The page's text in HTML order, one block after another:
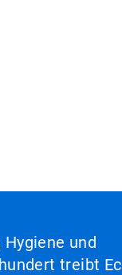
und
treibt